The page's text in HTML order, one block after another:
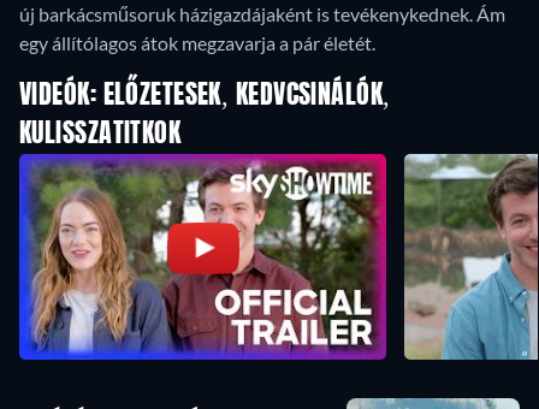
új barkácsműsoruk házigazdájaként is tevékenykednek. Ám
egy állítólagos átok megzavarja a pár életét.
VIDEÓK: ELŐZETESEK, KEDVCSINÁLÓK,
KULISSZATITKOK